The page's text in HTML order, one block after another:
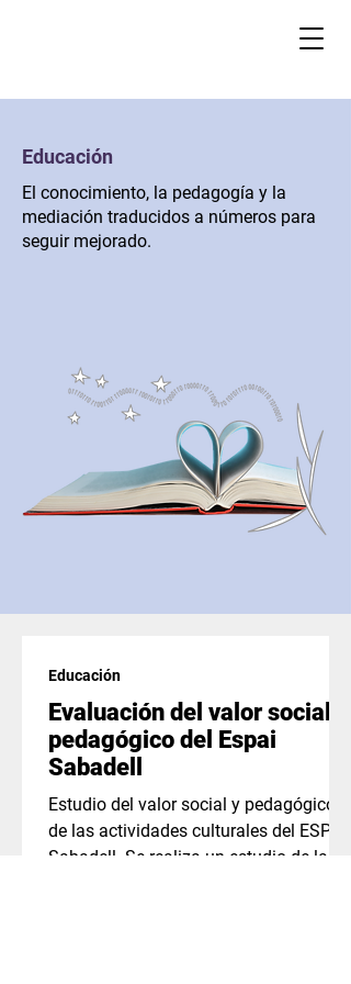
Educación
El conocimiento, la pedagogía y la
mediación traducidos a números para
seguir mejorado.
Evaluación del valor social y
pedagógico del Espai
Sabadell
Estudio del valor social y pedagógico
de las actividades culturales del ESPAI
Sabadell. Se realiza un estudio de la
Educación